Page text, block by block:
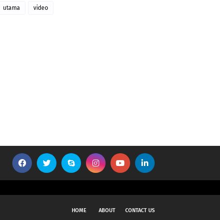
utama video
HOME ABOUT CONTACT US